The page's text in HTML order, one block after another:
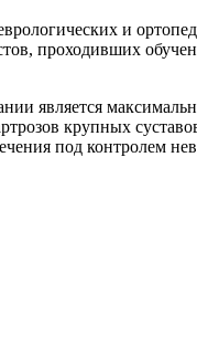
и
проходивших
является
крупных
под контролем